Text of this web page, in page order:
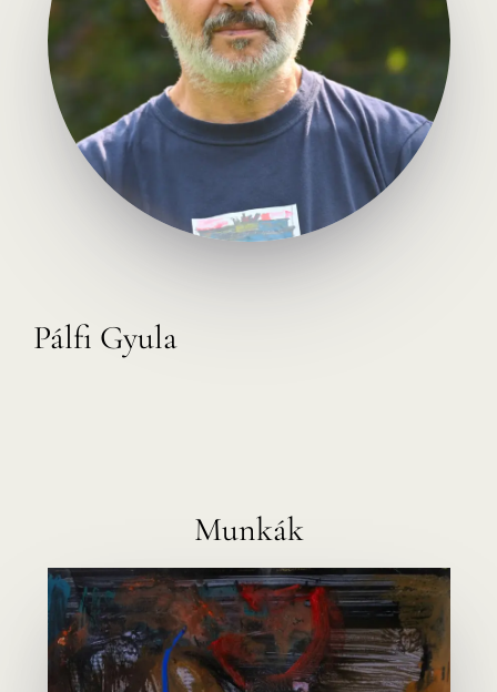
Pálfi Gyula
Munkák